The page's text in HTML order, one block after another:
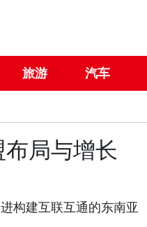
旅游 汽车
局与增长
构建互联互通的东南亚